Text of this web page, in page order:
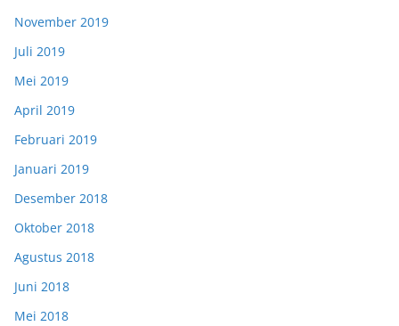
November 2019
Juli 2019
Mei 2019
April 2019
Februari 2019
Januari 2019
Desember 2018
Oktober 2018
Agustus 2018
Juni 2018
Mei 2018